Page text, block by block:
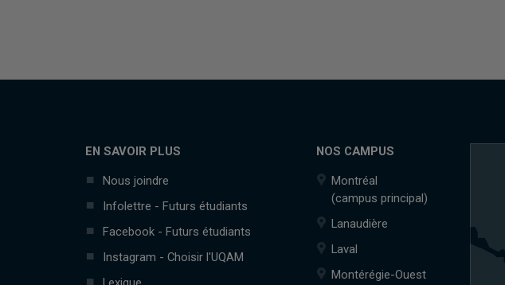
EN SAVOIR PLUS
Nous joindre
Infolettre - Futurs étudiants
Facebook - Futurs étudiants
Instagram - Choisir l'UQAM
NOS CAMPUS
Montréal
(campus principal)
Lanaudière
Laval
Montérégie-Ouest